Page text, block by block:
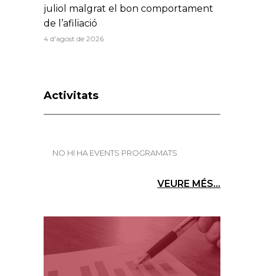
juliol malgrat el bon comportament
de l’afiliació
4 d'agost de 2026
Activitats
NO HI HA EVENTS PROGRAMATS
VEURE MÉS...